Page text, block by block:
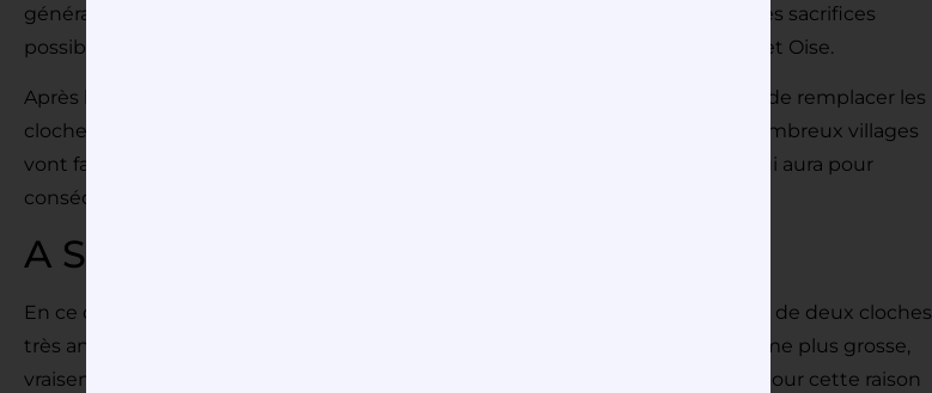
général de la patrie à laquelle nous sommes également disposés à faire tous les sacrifices
possibles….. Votre concitoyen.» J.J. Avoine , Evêque du département de Seine et Oise.
Après le concordat de 1801 et le rétablissement du culte, on va se préoccuper de remplacer les
cloches fondues pour les besoins de la patrie, afin de convier les fidèles. De nombreux villages
vont faire refondre leur unique cloche pour en réaliser deux plus petites, ce qui aura pour
conséquence la quasi disparition du patrimoine campanaire ancien.
A Saint Hilarion
En ce qui concerne plus spécifiquement l’église de St Hilarion, on trouve trace de deux cloches
très anciennes, peut-être du XVème siècle. On sait qu’il en existait une troisième plus grosse,
vraisemblablement celle qui a été fondue à la révolution. C’est certainement pour cette raison